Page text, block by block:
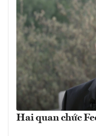
Hai quan chức